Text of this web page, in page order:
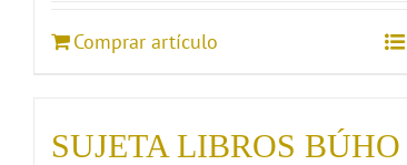
Comprar artículo
SUJETA LIBROS BÚHO